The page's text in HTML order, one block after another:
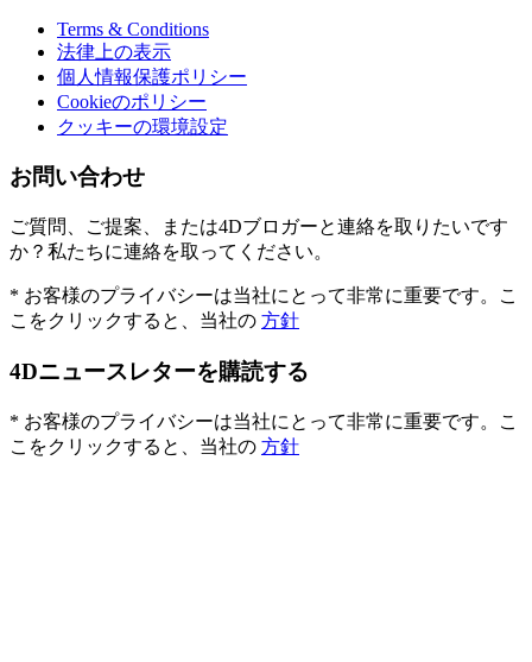
Terms & Conditions
法律上の表示
個人情報保護ポリシー
Cookieのポリシー
クッキーの環境設定
お問い合わせ
ご質問、ご提案、または4Dブロガーと連絡を取りたいです
か？私たちに連絡を取ってください。
* お客様のプライバシーは当社にとって非常に重要です。こ
こをクリックすると、当社の 方針
4Dニュースレターを購読する
* お客様のプライバシーは当社にとって非常に重要です。こ
こをクリックすると、当社の 方針